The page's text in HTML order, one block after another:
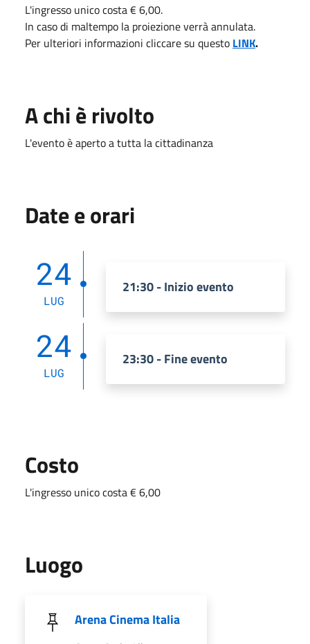
L'ingresso unico costa € 6,00.
In caso di maltempo la proiezione verrà annulata.
Per ulteriori informazioni cliccare su questo LINK.
A chi è rivolto
L'evento è aperto a tutta la cittadinanza
Date e orari
24
LUG
21:30 - Inizio evento
24
LUG
23:30 - Fine evento
Costo
L'ingresso unico costa € 6,00
Luogo
Arena Cinema Italia